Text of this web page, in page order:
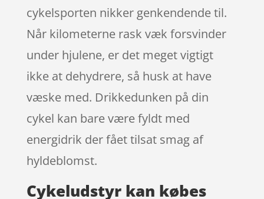
cykelsporten nikker genkendende til.
Når kilometerne rask væk forsvinder
under hjulene, er det meget vigtigt
ikke at dehydrere, så husk at have
væske med. Drikkedunken på din
cykel kan bare være fyldt med
energidrik der fået tilsat smag af
hyldeblomst.
Cykeludstyr kan købes